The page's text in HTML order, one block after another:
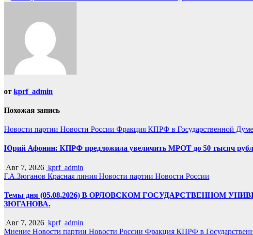
по
от kprf_admin
Похожая запись
Новости партии Новости России Фракция КПРФ в Государственной Думе
Юрий Афонин: КПРФ предложила увеличить МРОТ до 50 тысяч
Авг 7, 2026 kprf_admin
Г.А.Зюганов Красная линия Новости партии Новости России
Темы дня (05.08.2026) В ОРЛОВСКОМ ГОСУДАРСТВЕННОМ
ЗЮГАНОВА.
Авг 7, 2026 kprf_admin
Мнение Новости партии Новости России Фракция КПРФ в